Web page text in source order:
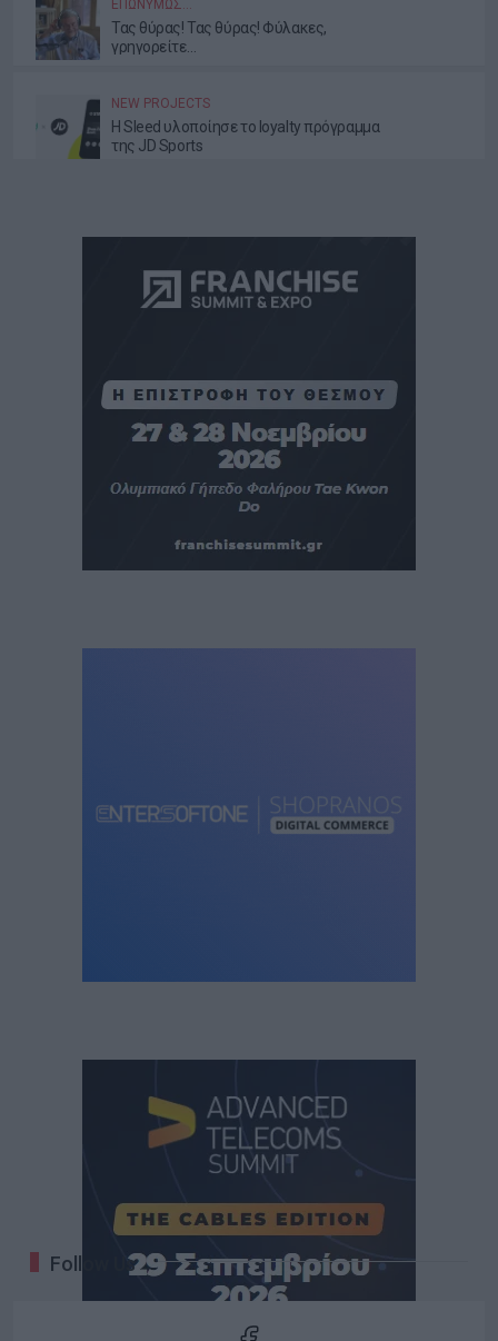
ΕΠΩΝΎΜΩΣ…
Τας θύρας! Τας θύρας! Φύλακες,
γρηγορείτε…
NEW PROJECTS
Η Sleed υλοποίησε το loyalty πρόγραμμα
της JD Sports
Follow Us